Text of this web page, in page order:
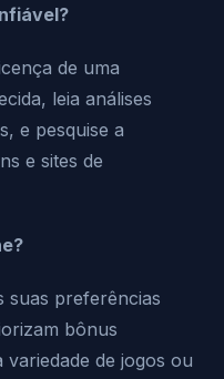
de uma
leia análises
e pesquise a
e sites de
suas preferências
bônus
de jogos ou